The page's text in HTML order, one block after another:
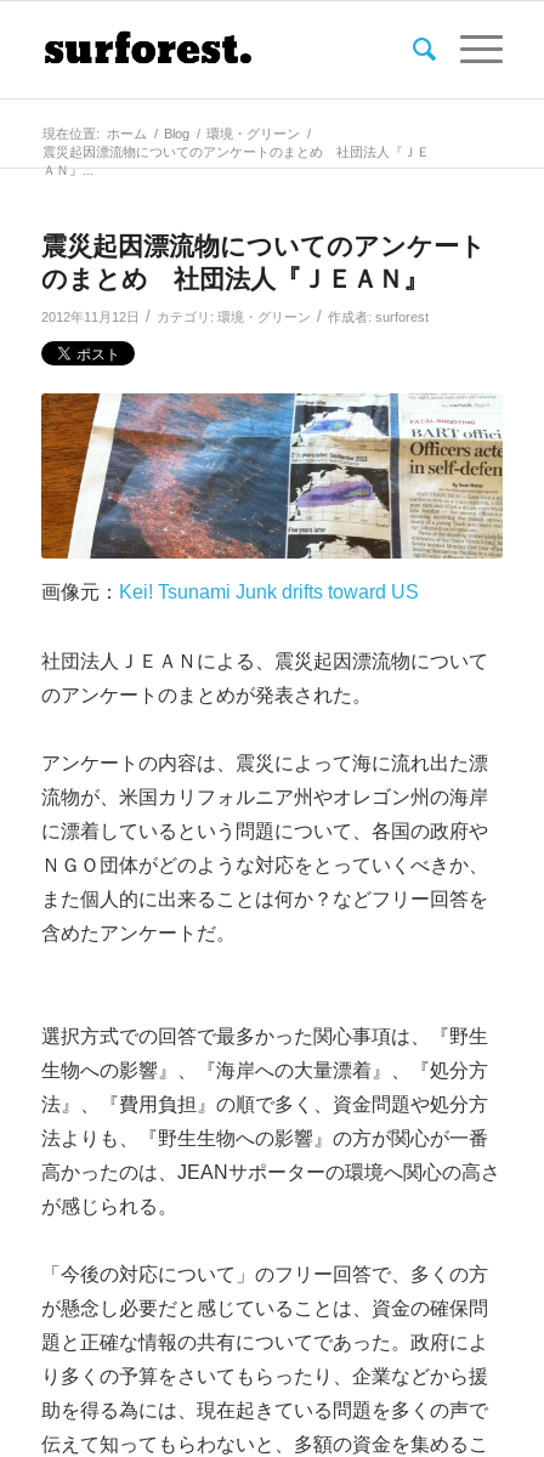
現在位置: ホーム / Blog / 環境・グリーン /
震災起因漂流物についてのアンケートのまとめ 社団法人『ＪＥ
ＡＮ』...
震災起因漂流物についてのアンケート
のまとめ 社団法人『ＪＥＡＮ』
2012年11月12日 / カテゴリ: 環境・グリーン / 作成者: surforest
画像元： Kei! Tsunami Junk drifts toward US
社団法人ＪＥＡＮによる、震災起因漂流物について
のアンケートのまとめが発表された。
アンケートの内容は、震災によって海に流れ出た漂
流物が、米国カリフォルニア州やオレゴン州の海岸
に漂着しているという問題について、各国の政府や
ＮＧＯ団体がどのような対応をとっていくべきか、
また個人的に出来ることは何か？などフリー回答を
含めたアンケートだ。
選択方式での回答で最多かった関心事項は、『野生
生物への影響』、『海岸への大量漂着』、『処分方
法』、『費用負担』の順で多く、資金問題や処分方
法よりも、『野生生物への影響』の方が関心が一番
高かったのは、JEANサポーターの環境へ関心の高さ
が感じられる。
「今後の対応について」のフリー回答で、多くの方
が懸念し必要だと感じていることは、資金の確保問
題と正確な情報の共有についてであった。政府によ
り多くの予算をさいてもらったり、企業などから援
助を得る為には、現在起きている問題を多くの声で
伝えて知ってもらわないと、多額の資金を集めるこ